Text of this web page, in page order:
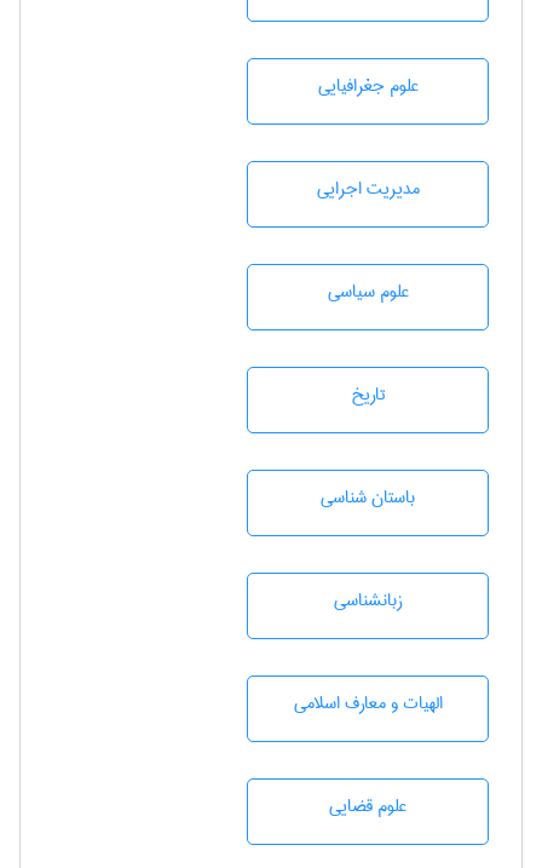
علوم جغرافيايی
مديريت اجرايی
علوم سياسی
تاريخ
باستان شناسی
زبانشناسی
الهیات و معارف اسلامی
علوم قضایی